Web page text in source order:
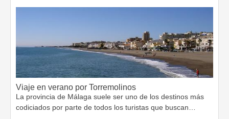
Viaje en verano por Torremolinos
La provincia de Málaga suele ser uno de los destinos más
codiciados por parte de todos los turistas que buscan…